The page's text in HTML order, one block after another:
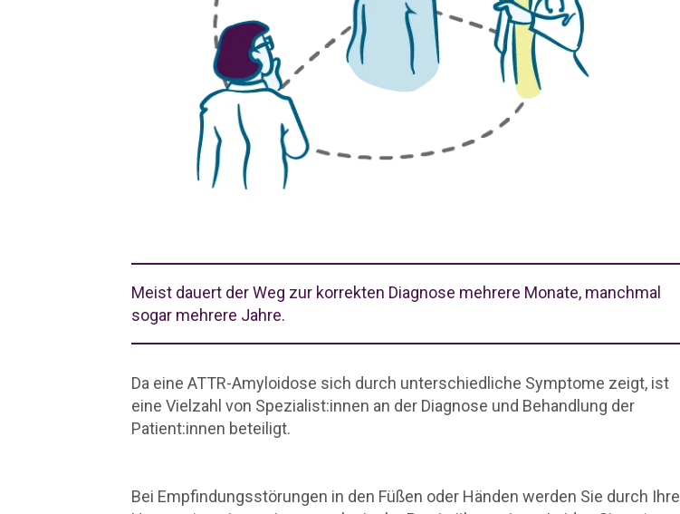
Meist dauert der Weg zur korrekten Diagnose mehrere Monate, manchmal
sogar mehrere Jahre.
Da eine ATTR-Amyloidose sich durch unterschiedliche Symptome zeigt, ist
eine Vielzahl von Spezialist:innen an der Diagnose und Behandlung der
Patient:innen beteiligt.
Bei Empfindungsstörungen in den Füßen oder Händen werden Sie durch Ihre